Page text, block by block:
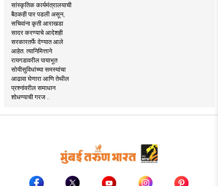
सांस्कृतिक कार्यमंत्रालयाची
बैठकही पार पडली असून,
सचिवांना कृती आराखडा
सादर करण्याचे आदेशही
सरकारतर्फे देण्यात आले
आहेत. त्यानिमित्ताने
रायगडावरील पायाभूत
सोयीसुविधांच्या समस्यांचा
आढावा घेणारा आणि तेथील
प्रश्नांवरील समाधान
शोधण्याची गरज ..